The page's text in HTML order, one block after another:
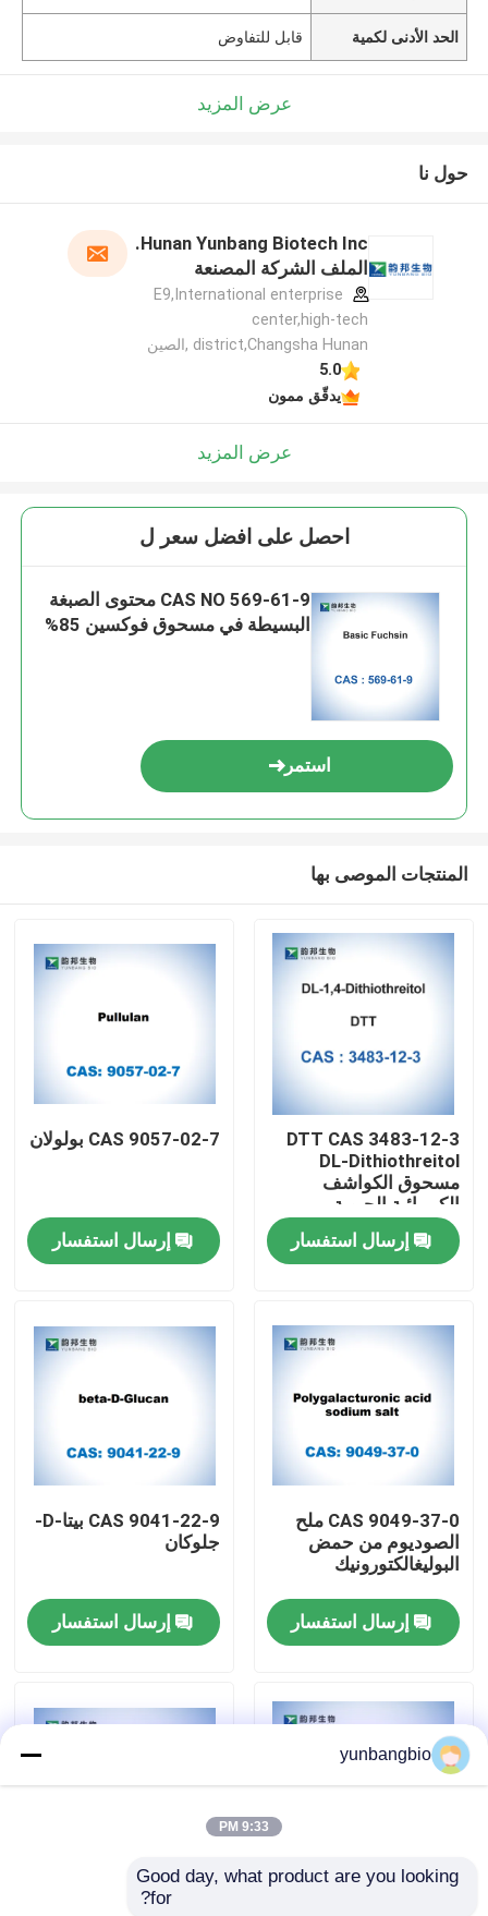
معلومات عنا
جولة في المعمل
مراقبة الجودة
اتصل بنا
أخبار
حالات
الحد الأدنى لكمية قابل للتفاوض
عرض المزيد
حول نا
Hunan Yunbang Biotech Inc.
الملف الشركة المصنعة
E9,International enterprise
center,high-tech
district,Changsha Hunan ,الصين
5.0
يدقّق ممون
عرض المزيد
احصل على افضل سعر ل
CAS NO 569-61-9 محتوى الصبغة
البسيطة في مسحوق فوكسين 85%
استمر
المنتجات الموصى بها
DTT CAS 3483-12-3
DL-Dithiothreitol
مسحوق الكواشف
الكيميائية الحيوية
إرسال استفسار
CAS 9057-02-7 بولولان
إرسال استفسار
CAS 9049-37-0 ملح
الصوديوم من حمض
البوليغالكتورونيك
إرسال استفسار
CAS 9041-22-9 بيتا-D-
جلوكان
إرسال استفسار
CAS 9067-32-7
yunbangbio
9:33 PM
Good day, what product are you looking
for?